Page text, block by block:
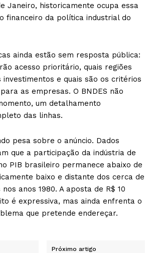
Janeiro, historicamente ocupa essa
financeiro da política industrial do
ainda estão sem resposta pública:
acesso prioritário, quais regiões
e quais são os critérios
as empresas. O BNDES não
um detalhamento
das linhas.
pesa sobre o anúncio. Dados
que a participação da indústria de
PIB brasileiro permanece abaixo de
baixo e distante dos cerca de
anos 1980. A aposta de R$ 10
é expressiva, mas ainda enfrenta o
que pretende endereçar.
Próximo artigo